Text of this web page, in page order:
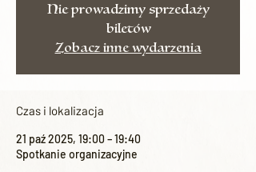
Nie prowadzimy sprzedaży
biletów
Zobacz inne wydarzenia
Czas i lokalizacja
21 paź 2025, 19:00 – 19:40
Spotkanie organizacyjne